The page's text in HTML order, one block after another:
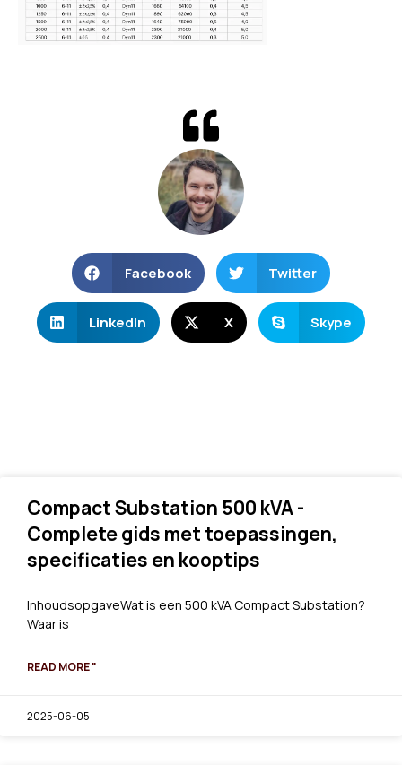
Facebook Twitter
LinkedIn X Skype
Compact Substation 500 kVA -
Complete gids met toepassingen,
specificaties en kooptips
InhoudsopgaveWat is een 500 kVA Compact Substation?
Waar is
READ MORE "
2025-06-05